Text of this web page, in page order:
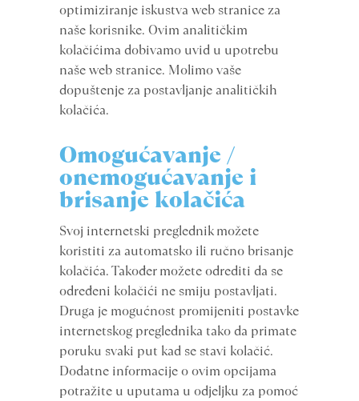
optimiziranje iskustva web stranice za
naše korisnike. Ovim analitičkim
kolačićima dobivamo uvid u upotrebu
naše web stranice. Molimo vaše
dopuštenje za postavljanje analitičkih
kolačića.
Omogućavanje /
onemogućavanje i
brisanje kolačića
Svoj internetski preglednik možete
koristiti za automatsko ili ručno brisanje
kolačića. Također možete odrediti da se
određeni kolačići ne smiju postavljati.
Druga je mogućnost promijeniti postavke
internetskog preglednika tako da primate
poruku svaki put kad se stavi kolačić.
Dodatne informacije o ovim opcijama
potražite u uputama u odjeljku za pomoć